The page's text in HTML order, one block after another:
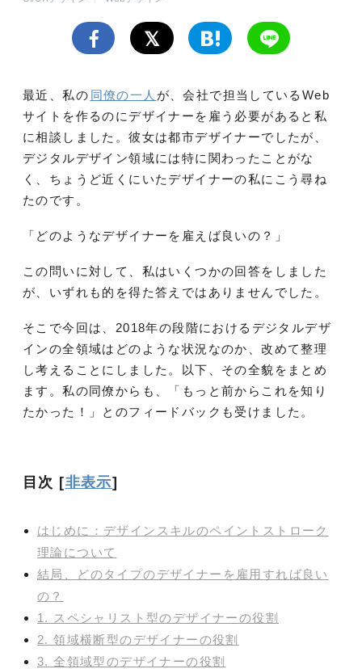
最近、私の 同僚の一人 が、会社で担当しているWeb
サイトを作るのにデザイナーを雇う必要があると私
に相談しました。彼女は都市デザイナーでしたが、
デジタルデザイン領域には特に関わったことがな
く、ちょうど近くにいたデザイナーの私にこう尋ね
たのです。
「どのようなデザイナーを雇えば良いの？」
この問いに対して、私はいくつかの回答をしました
が、いずれも的を得た答えではありませんでした。
そこで今回は、2018年の段階におけるデジタルデザ
インの全領域はどのような状況なのか、改めて整理
し考えることにしました。以下、その全貌をまとめ
ます。私の同僚からも、「もっと前からこれを知り
たかった！」とのフィードバックも受けました。
目次 [非表示]
はじめに：デザインスキルのペイントストローク
理論について
結局、どのタイプのデザイナーを雇用すれば良い
の？
1. スペシャリスト型のデザイナーの役割
2. 領域横断型のデザイナーの役割
3. 全領域型のデザイナーの役割